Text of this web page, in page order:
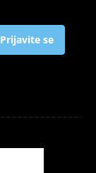
Prijavite se